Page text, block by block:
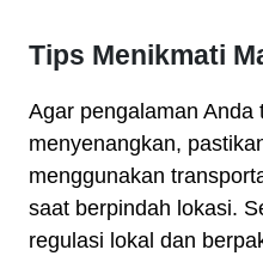
Tips Menikmati
Agar pengalaman Anda
menyenangkan,
menggunakan
saat berpindah lokasi.
regulasi lokal dan